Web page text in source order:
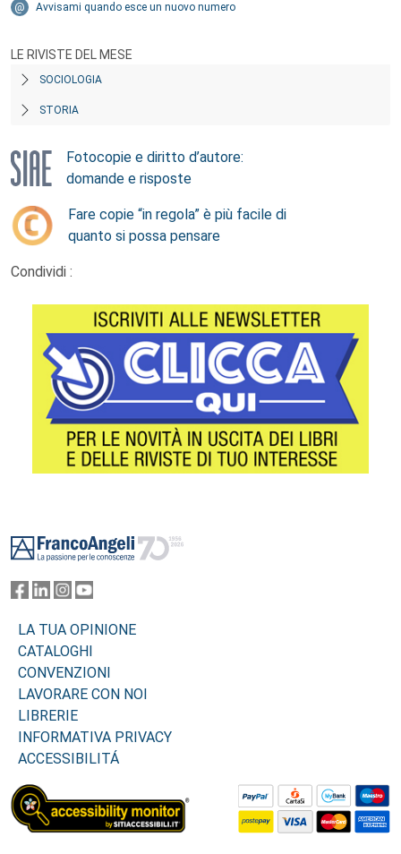
Avvisami quando esce un nuovo numero
LE RIVISTE DEL MESE
SOCIOLOGIA
STORIA
Fotocopie e diritto d’autore:
domande e risposte
Fare copie “in regola” è più facile di
quanto si possa pensare
Condividi :
LA TUA OPINIONE
CATALOGHI
CONVENZIONI
LAVORARE CON NOI
LIBRERIE
INFORMATIVA PRIVACY
ACCESSIBILITÁ